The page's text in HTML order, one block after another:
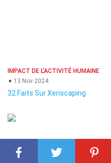
IMPACT DE L'ACTIVITÉ HUMAINE
13 Nov 2024
32 Faits Sur Xeriscaping